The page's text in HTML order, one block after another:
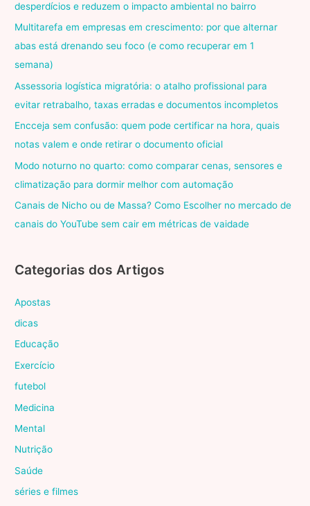
desperdícios e reduzem o impacto ambiental no bairro
Multitarefa em empresas em crescimento: por que alternar
abas está drenando seu foco (e como recuperar em 1
semana)
Assessoria logística migratória: o atalho profissional para
evitar retrabalho, taxas erradas e documentos incompletos
Encceja sem confusão: quem pode certificar na hora, quais
notas valem e onde retirar o documento oficial
Modo noturno no quarto: como comparar cenas, sensores e
climatização para dormir melhor com automação
Canais de Nicho ou de Massa? Como Escolher no mercado de
canais do YouTube sem cair em métricas de vaidade
Categorias dos Artigos
Apostas
dicas
Educação
Exercício
futebol
Medicina
Mental
Nutrição
Saúde
séries e filmes